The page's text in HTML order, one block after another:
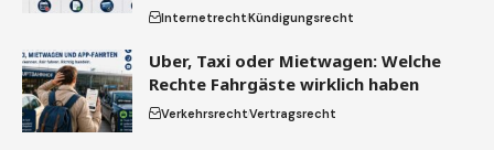
InternetrechtKündigungsrecht
Uber, Taxi oder Mietwagen: Welche
Rechte Fahrgäste wirklich haben
VerkehrsrechtVertragsrecht